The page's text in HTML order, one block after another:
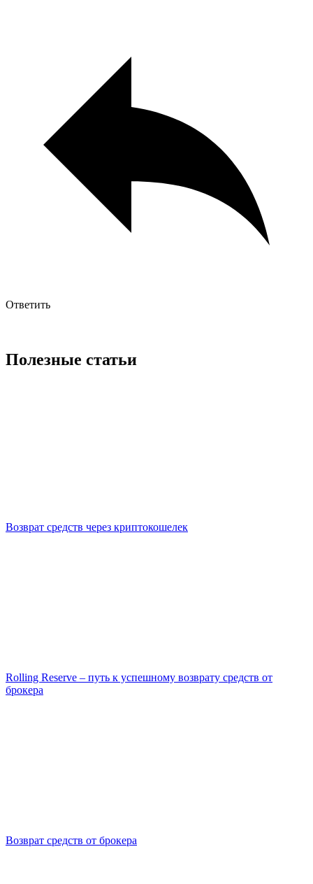
Ответить
Полезные статьи
Возврат средств через криптокошелек
Rolling Reserve – путь к успешному возврату средств от
брокера
Возврат средств от брокера